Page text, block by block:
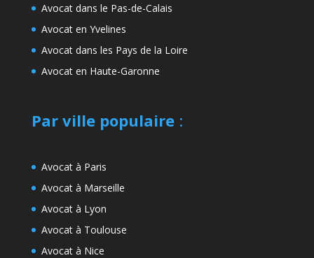
Avocat dans le Pas-de-Calais
Avocat en Yvelines
Avocat dans les Pays de la Loire
Avocat en Haute-Garonne
Par ville populaire:
Avocat à Paris
Avocat à Marseille
Avocat à Lyon
Avocat à Toulouse
Avocat à Nice